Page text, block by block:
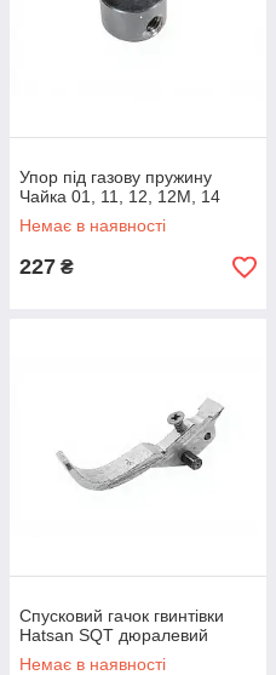
Упор під газову пружину
Чайка 01, 11, 12, 12М, 14
Немає в наявності
227 ₴
Спусковий гачок гвинтівки
Hatsan SQT дюралевий
Немає в наявності